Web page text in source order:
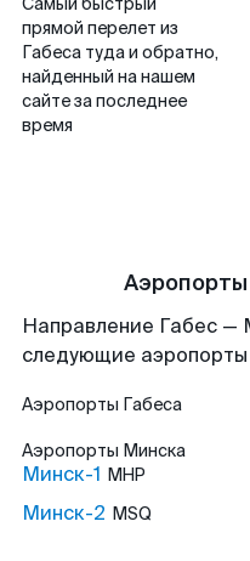
прямой перелет из
Габеса туда и обратно,
найденный на нашем
сайте за последнее
время
Направление Габес —
следующие аэропорты
Аэропорты Габеса
Аэропорты Минска
Минск-1 MHP
Минск-2 MSQ